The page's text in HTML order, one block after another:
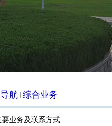
航 综合业务
要业务及联系方式